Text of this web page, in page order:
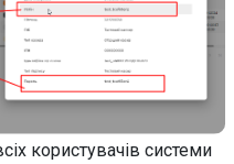
користувачів системи